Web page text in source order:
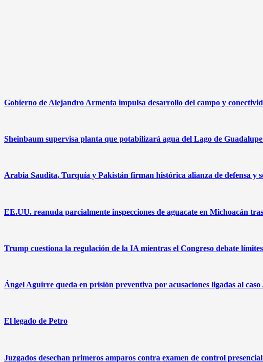
Gobierno de Alejandro Armenta impulsa desarrollo del campo y
Sheinbaum supervisa planta que potabilizará agua del Lago de
Arabia Saudita, Turquía y Pakistán firman histórica alianza de defensa y
EE.UU. reanuda parcialmente inspecciones de aguacate en Michoacán
Trump cuestiona la regulación de la IA mientras el Congreso debate
Ángel Aguirre queda en prisión preventiva por acusaciones ligadas al caso
El legado de Petro
Juzgados desechan primeros amparos contra examen de control